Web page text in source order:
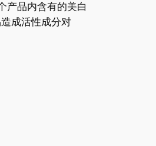
品内含有的美白
成活性成分对